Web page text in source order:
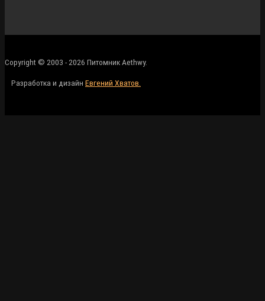
Copyright © 2003 - 2026 Питомник Aethwy.
Разработка и дизайн Евгений Хватов.